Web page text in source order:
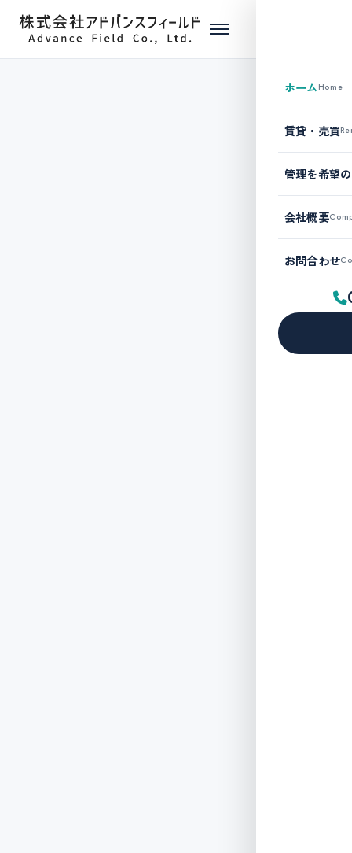
ホーム Home
賃貸・売買
管理を希望
会社概要
お問合わせ